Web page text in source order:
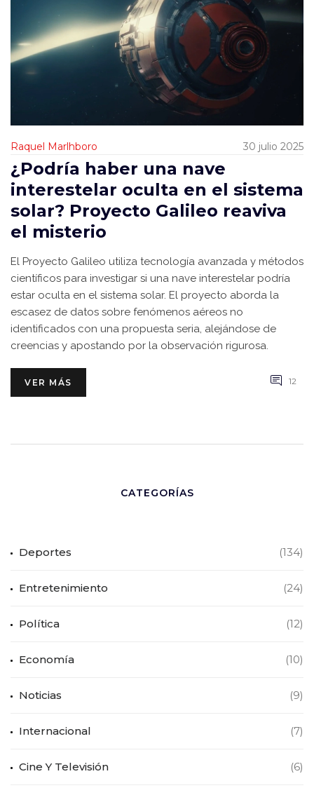
Raquel Marlhboro 30 julio 2025
¿Podría haber una nave
interestelar oculta en el sistema
solar? Proyecto Galileo reaviva
el misterio
El Proyecto Galileo utiliza tecnología avanzada y métodos
científicos para investigar si una nave interestelar podría
estar oculta en el sistema solar. El proyecto aborda la
escasez de datos sobre fenómenos aéreos no
identificados con una propuesta seria, alejándose de
creencias y apostando por la observación rigurosa.
VER MÁS 12
CATEGORÍAS
Deportes (134)
Entretenimiento (24)
Política (12)
Economía (10)
Noticias (9)
Internacional (7)
Cine Y Televisión (6)